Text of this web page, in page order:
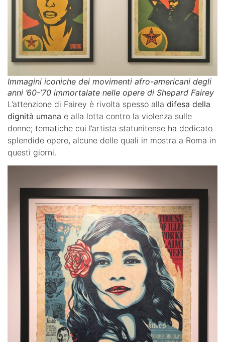
Immagini iconiche dei movimenti afro-americani degli
anni ’60-’70 immortalate nelle opere di Shepard Fairey
L’attenzione di Fairey è rivolta spesso alla difesa della
dignità umana e alla lotta contro la violenza sulle
donne; tematiche cui l’artista statunitense ha dedicato
splendide opere, alcune delle quali in mostra a Roma in
questi giorni.